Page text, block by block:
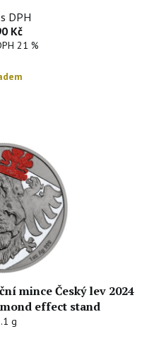
DPH
Kč
21 %
mince Český lev 2024
effect stand
g